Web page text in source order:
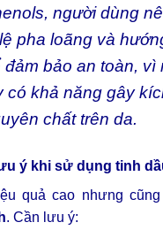
người dùng
pha loãng và
đảm bảo an toàn, vì
có khả năng gây
chất trên da.
ý khi sử dụng tinh
quả cao nhưng
. Cần lưu ý: